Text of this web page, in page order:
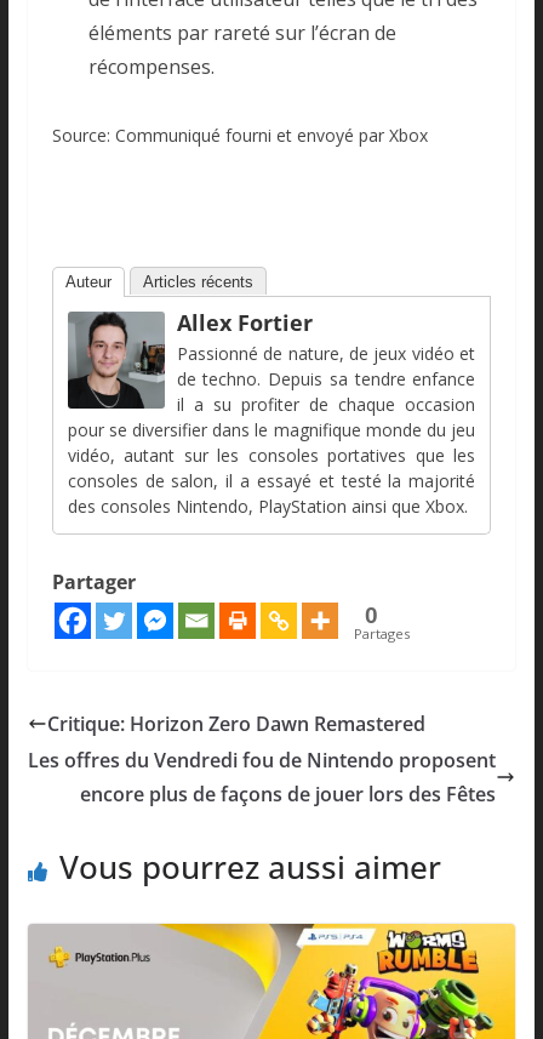
éléments par rareté sur l’écran de
récompenses.
Source: Communiqué fourni et envoyé par Xbox
Auteur Articles récents
Allex Fortier
Passionné de nature, de jeux vidéo et
de techno. Depuis sa tendre enfance
il a su profiter de chaque occasion
pour se diversifier dans le magnifique monde du jeu
vidéo, autant sur les consoles portatives que les
consoles de salon, il a essayé et testé la majorité
des consoles Nintendo, PlayStation ainsi que Xbox.
Partager
0
Partages
Critique: Horizon Zero Dawn Remastered
Les offres du Vendredi fou de Nintendo proposent
encore plus de façons de jouer lors des Fêtes
Vous pourrez aussi aimer